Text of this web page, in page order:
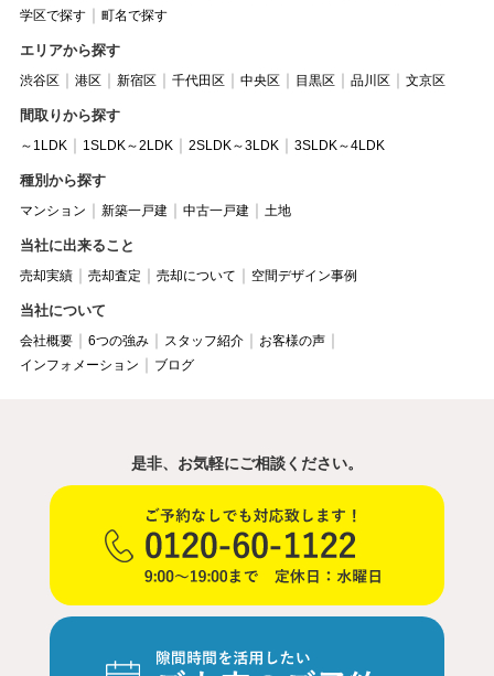
学区で探す
町名で探す
エリアから探す
渋谷区 港区 新宿区 千代田区 中央区 目黒区 品川区 文京区
間取りから探す
～1LDK 1SLDK～2LDK 2SLDK～3LDK 3SLDK～4LDK
種別から探す
マンション 新築一戸建 中古一戸建 土地
当社に出来ること
売却実績 売却査定 売却について 空間デザイン事例
当社について
会社概要 6つの強み スタッフ紹介
お客様の声
インフォメーション
ブログ
是非、お気軽にご相談ください。